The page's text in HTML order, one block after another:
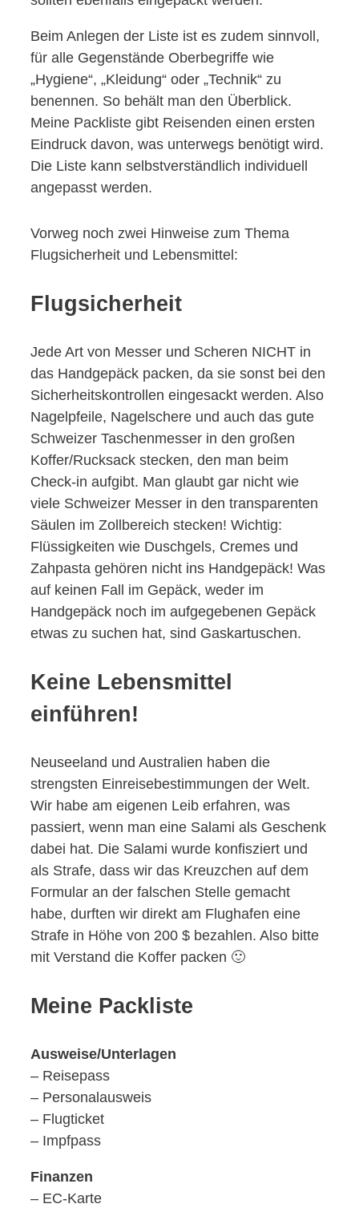
Beim Anlegen der Liste ist es zudem sinnvoll,
für alle Gegenstände Oberbegriffe wie
„Hygiene“, „Kleidung“ oder „Technik“ zu
benennen. So behält man den Überblick.
Meine Packliste gibt Reisenden einen ersten
Eindruck davon, was unterwegs benötigt wird.
Die Liste kann selbstverständlich individuell
angepasst werden.
Vorweg noch zwei Hinweise zum Thema
Flugsicherheit und Lebensmittel:
Flugsicherheit
Jede Art von Messer und Scheren NICHT in
das Handgepäck packen, da sie sonst bei den
Sicherheitskontrollen eingesackt werden. Also
Nagelpfeile, Nagelschere und auch das gute
Schweizer Taschenmesser in den großen
Koffer/Rucksack stecken, den man beim
Check-in aufgibt. Man glaubt gar nicht wie
viele Schweizer Messer in den transparenten
Säulen im Zollbereich stecken! Wichtig:
Flüssigkeiten wie Duschgels, Cremes und
Zahpasta gehören nicht ins Handgepäck! Was
auf keinen Fall im Gepäck, weder im
Handgepäck noch im aufgegebenen Gepäck
etwas zu suchen hat, sind Gaskartuschen.
Keine Lebensmittel
einführen!
Neuseeland und Australien haben die
strengsten Einreisebestimmungen der Welt.
Wir habe am eigenen Leib erfahren, was
passiert, wenn man eine Salami als Geschenk
dabei hat. Die Salami wurde konfisziert und
als Strafe, dass wir das Kreuzchen auf dem
Formular an der falschen Stelle gemacht
habe, durften wir direkt am Flughafen eine
Strafe in Höhe von 200 $ bezahlen. Also bitte
mit Verstand die Koffer packen 🙂
Meine Packliste
Ausweise/Unterlagen
– Reisepass
– Personalausweis
– Flugticket
– Impfpass
Finanzen
– EC-Karte